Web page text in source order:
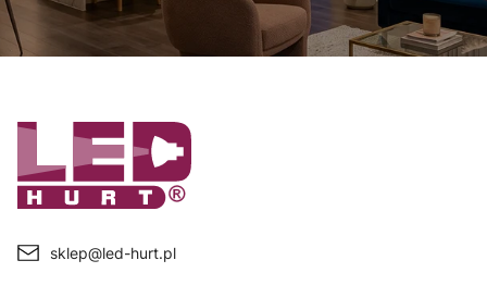
sklep@led-hurt.pl